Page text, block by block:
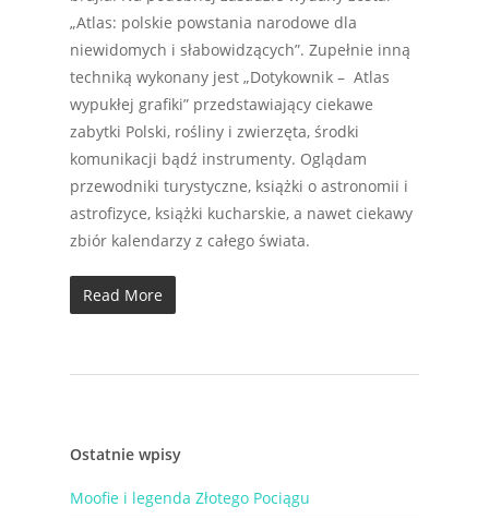
„Atlas: polskie powstania narodowe dla
niewidomych i słabowidzących”. Zupełnie inną
techniką wykonany jest „Dotykownik – Atlas
wypukłej grafiki” przedstawiający ciekawe
zabytki Polski, rośliny i zwierzęta, środki
komunikacji bądź instrumenty. Oglądam
przewodniki turystyczne, książki o astronomii i
astrofizyce, książki kucharskie, a nawet ciekawy
zbiór kalendarzy z całego świata.
Read More
Ostatnie wpisy
Moofie i legenda Złotego Pociągu